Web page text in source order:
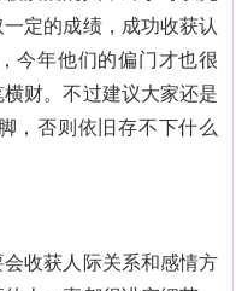
定的成绩，成功收获认
今年他们的偏门才也很
财。不过建议大家还是
，否则依旧存不下什么
收获人际关系和感情方